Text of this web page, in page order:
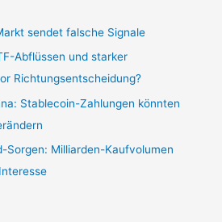
sendet falsche Signale
Abflüssen und starker
Richtungsentscheidung?
Stablecoin-Zahlungen könnten
Sorgen: Milliarden-Kaufvolumen